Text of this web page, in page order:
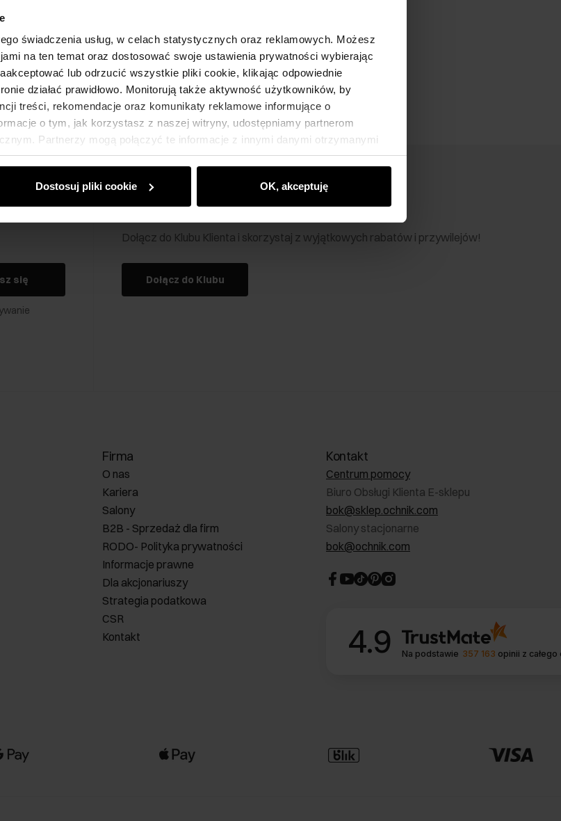
świadczenia usług, w celach statystycznych oraz reklamowych. Możesz
na ten temat oraz dostosować swoje ustawienia prywatności wybierając
lub odrzucić wszystkie pliki cookie, klikając odpowiednie
działać prawidłowo. Monitorują także aktywność użytkowników, by
treści, rekomendacje oraz komunikaty reklamowe informujące o
o tym, jak korzystasz z naszej witryny, udostępniamy partnerom
Partnerzy mogą połączyć te informacje z innymi danymi otrzymanymi
z ich usług.
Dostosuj pliki cookie OK, akceptuję
się
Klub Klienta Ochnik
Dołącz do Klubu Klienta i skorzystaj z wyjątkowych rabatów i przywilejów!
Dołącz do Klubu
Firma
O nas
Kariera
Salony
B2B - Sprzedaż dla firm
RODO- Polityka prywatności
Informacje prawne
Dla akcjonariuszy
Strategia podatkowa
CSR
Kontakt
Kontakt
Centrum pomocy
Biuro Obsługi Klienta E-sklepu
bok@sklep.ochnik.com
Salony stacjonarne
bok@ochnik.com
4.9 Na podstawie 357 163 opinii z